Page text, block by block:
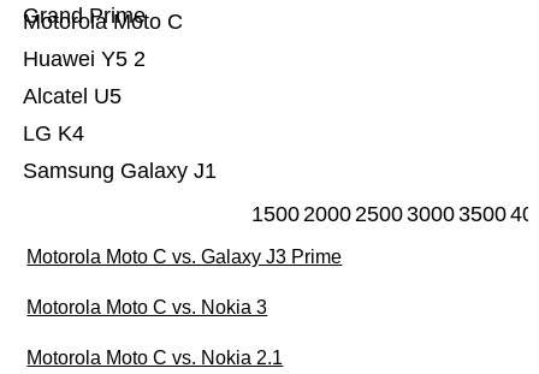
Samsung Galaxy J1
LG K4
Alcatel U5
Huawei Y5 2
Motorola Moto C
Grand Prime
15002000250030003500
Motorola Moto C vs. Galaxy J3 Prime
Motorola Moto C vs. Nokia 3
Motorola Moto C vs. Nokia 2.1